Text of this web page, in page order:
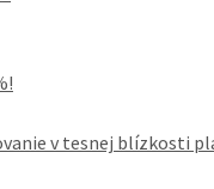
v tesnej blízkosti